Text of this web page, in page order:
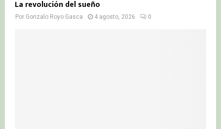
La revolución del sueño
Por Gonzalo Royo Gasca 4 agosto, 2026 0